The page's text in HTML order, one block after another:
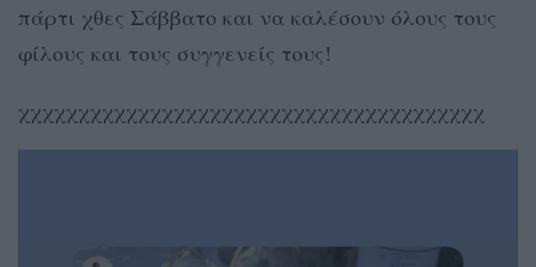
πάρτι χθες Σάββατο και να καλέσουν όλους τους
φίλους και τους συγγενείς τους!
χχχχχχχχχχχχχχχχχχχχχχχχχχχχχχχχχχχχχχχ